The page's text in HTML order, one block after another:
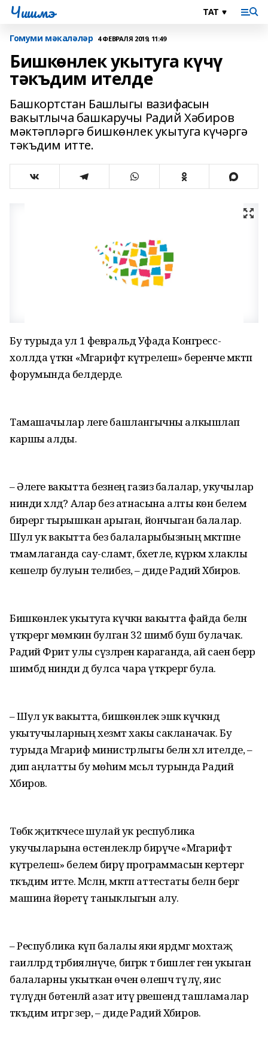
Чишмэ
Гомуми мәкаләләр 4 ФЕВРАЛЯ 2019, 11:49
Бишкөнлек укытуга күчү
тәкъдим ителде
Башкортстан Башлыгы вазифасын
вакытлыча башкаручы Радий Хәбиров
мәктәпләргә бишкөнлек укытуга күчәргә
тәкъдим итте.
Бу турыда ул 1 февральдә Уфада Конгресс-
холлда үткән «Мәгарифтә күтәрелеш» беренче мәктәп
форумында белдерде.
Тамашачылар әлеге башлангычны алкышлап
каршы алды.
– Әлеге вакытта безнең газиз балалар, укучылар
нинди хәлдә? Алар без атнасына алты көн белем
бирергә тырышкан арыган, йончыган балалар.
Шул ук вакытта без балаларыбызның мәктәпне
тәмамлаганда сау-сәламәт, бәхетле, күркәм әхлаклы
кешеләр булуын телибез, – диде Радий Хәбиров.
Бишкөнлек укытуга күчкән вакытта файда белән
үткәрергә мөмкин булган 32 шимбә буш булачак.
Радий Фәрит улы сүзләренә караганда, ай саен берәр
шимбәдә нинди дә булса чара үткәрергә була.
– Шул ук вакытта, бишкөнлек эшкә күчкәндә
укытучыларның хезмәт хакы сакланачак. Бу
турыда Мәгариф министрлыгы белән хәл ителде, –
дип аңлатты бу мөһим мәсьәлә турында Радий
Хәбиров.
Төбәк җитәкчесе шулай ук республика
укучыларына өстенлекләр бирүче «Мәгарифтә
күтәрелеш» белем бирү программасын кертергә
тәкъдим итте. Мәсәлән, мәктәп аттестаты белән бергә
машина йөретү таныклыгын алу.
– Республика күп балалы яки ярдәмгә мохтаҗ
гаиләләрдә тәрбияләнүче, бигрәк тә бишлегә генә укыган
балаларны укыткан өчен өлешчә түләү, яисә
түләүдән бөтенләй азат итү рәвешендә ташламалар
тәкъдим итәргә әзер, – диде Радий Хәбиров.